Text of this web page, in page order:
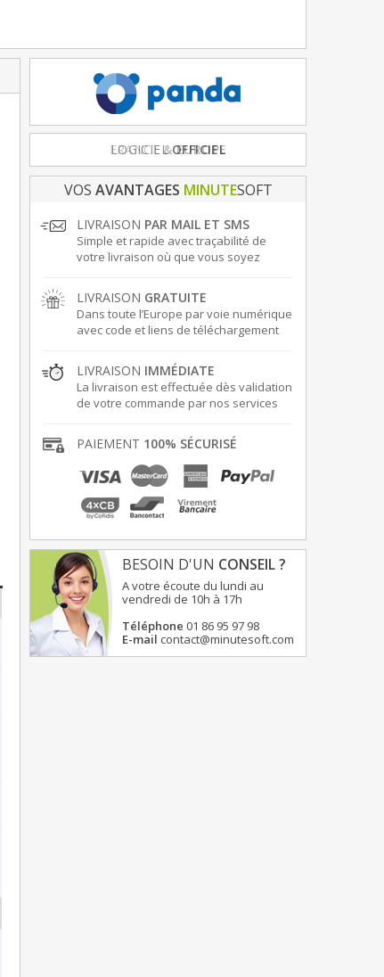
FRANCE & EUROPE
VOS AVANTAGES MINUTESOFT
LIVRAISON PAR MAIL ET SMS
Simple et rapide avec traçabilité de
votre livraison où que vous soyez
LIVRAISON GRATUITE
Dans toute l’Europe par voie numérique
avec code et liens de téléchargement
LIVRAISON IMMÉDIATE
La livraison est effectuée dès validation
de votre commande par nos services
PAIEMENT 100% SÉCURISÉ
BESOIN D'UN CONSEIL ?
A votre écoute du lundi au
vendredi de 10h à 17h
Téléphone 01 86 95 97 98
E-mail contact@minutesoft.com